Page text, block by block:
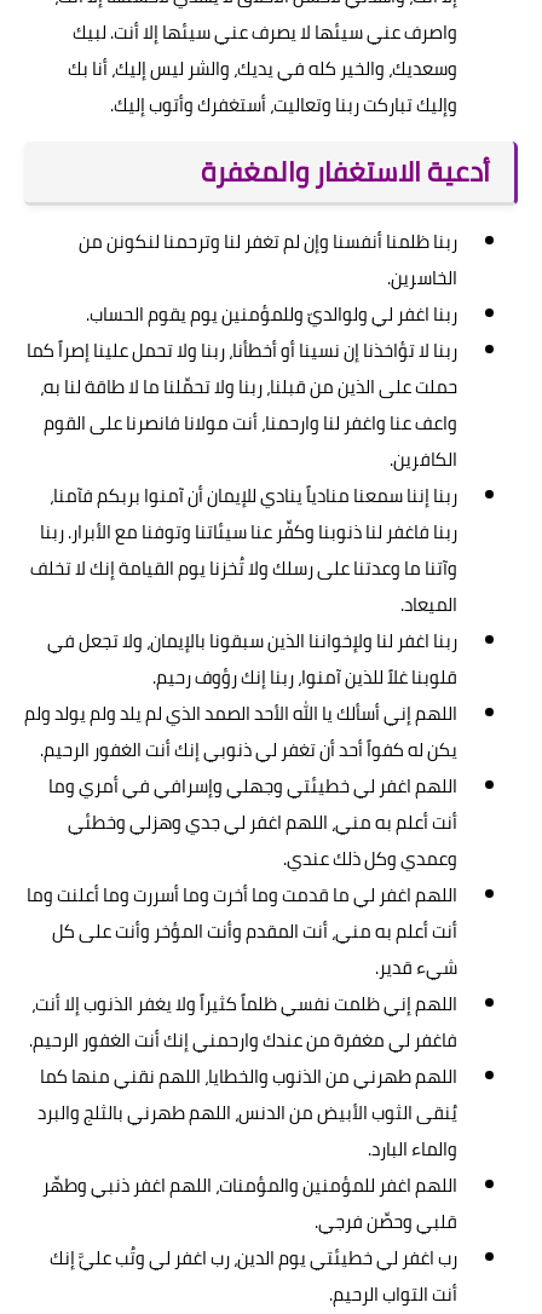
واصرف عني سيئها لا يصرف عني سيئها إلا أنت. لبيك
وسعديك، والخير كله في يديك، والشر ليس إليك، أنا بك
وإليك تباركت ربنا وتعاليت، أستغفرك وأتوب إليك.
أدعية الاستغفار والمغفرة
ربنا ظلمنا أنفسنا وإن لم تغفر لنا وترحمنا لنكونن من
الخاسرين.
ربنا اغفر لي ولوالديّ وللمؤمنين يوم يقوم الحساب.
ربنا لا تؤاخذنا إن نسينا أو أخطأنا، ربنا ولا تحمل علينا إصراً كما
حملت على الذين من قبلنا، ربنا ولا تحمِّلنا ما لا طاقة لنا به،
واعف عنا واغفر لنا وارحمنا، أنت مولانا فانصرنا على القوم
الكافرين.
ربنا إننا سمعنا منادياً ينادي للإيمان أن آمنوا بربكم فآمنا،
ربنا فاغفر لنا ذنوبنا وكفِّر عنا سيئاتنا وتوفنا مع الأبرار. ربنا
وآتنا ما وعدتنا على رسلك ولا تُخزنا يوم القيامة إنك لا تخلف
الميعاد.
ربنا اغفر لنا ولإخواننا الذين سبقونا بالإيمان، ولا تجعل في
قلوبنا غلاً للذين آمنوا، ربنا إنك رؤوف رحيم.
اللهم إني أسألك يا الله الأحد الصمد الذي لم يلد ولم يولد ولم
يكن له كفواً أحد أن تغفر لي ذنوبي إنك أنت الغفور الرحيم.
اللهم اغفر لي خطيئتي وجهلي وإسرافي في أمري وما
أنت أعلم به مني، اللهم اغفر لي جدي وهزلي وخطئي
وعمدي وكل ذلك عندي.
اللهم اغفر لي ما قدمت وما أخرت وما أسررت وما أعلنت وما
أنت أعلم به مني، أنت المقدم وأنت المؤخر وأنت على كل
شيء قدير.
اللهم إني ظلمت نفسي ظلماً كثيراً ولا يغفر الذنوب إلا أنت،
فاغفر لي مغفرة من عندك وارحمني إنك أنت الغفور الرحيم.
اللهم طهرني من الذنوب والخطايا، اللهم نقني منها كما
يُنقى الثوب الأبيض من الدنس، اللهم طهرني بالثلج والبرد
والماء البارد.
اللهم اغفر للمؤمنين والمؤمنات، اللهم اغفر ذنبي وطهِّر
قلبي وحصِّن فرجي.
رب اغفر لي خطيئتي يوم الدين، رب اغفر لي وتُب عليَّ إنك
أنت التواب الرحيم.